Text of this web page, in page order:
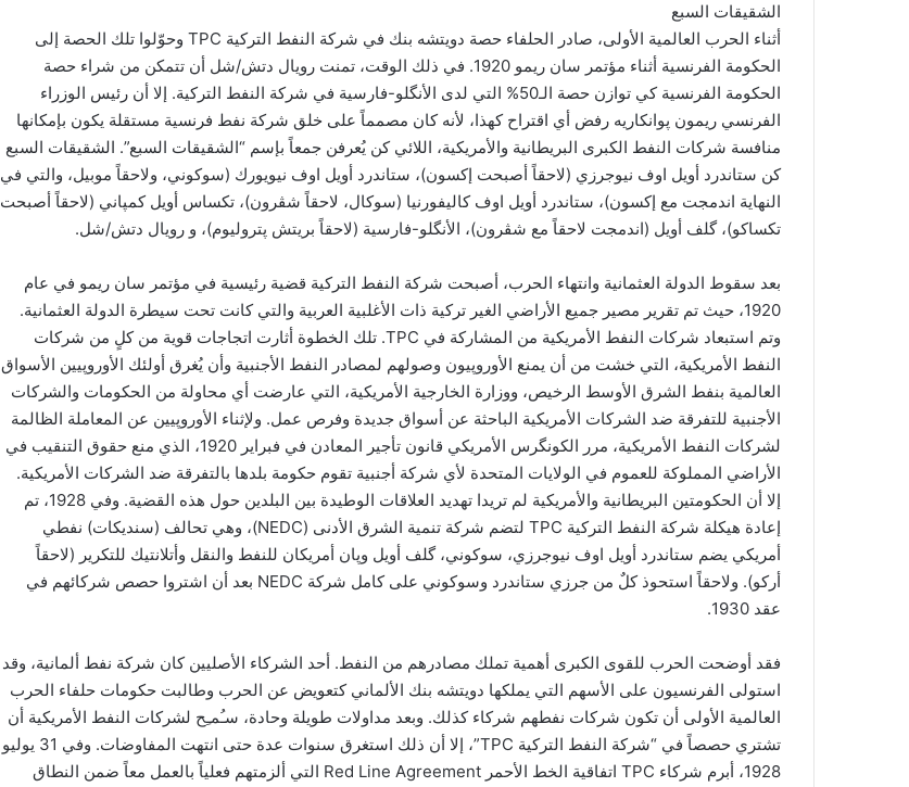
الشقيقات السبع
أثناء الحرب العالمية الأولى، صادر الحلفاء حصة دويتشه بنك في شركة النفط التركية TPC وحوّلوا تلك الحصة إلى
الحكومة الفرنسية أثناء مؤتمر سان ريمو 1920. في ذلك الوقت، تمنت رويال دتش/شل أن تتمكن من شراء حصة
الحكومة الفرنسية كي توازن حصة الـ50% التي لدى الأنگلو-فارسية في شركة النفط التركية. إلا أن رئيس الوزراء
الفرنسي ريمون پوانكاريه رفض أي اقتراح كهذا، لأنه كان مصمماً على خلق شركة نفط فرنسية مستقلة يكون بإمكانها
منافسة شركات النفط الكبرى البريطانية والأمريكية، اللائي كن يُعرفن جمعاً بإسم “الشقيقات السبع”. الشقيقات السبع
كن ستاندرد أويل اوف نيوجرزي (لاحقاً أصبحت إكسون)، ستاندرد أويل اوف نيويورك (سوكوني، ولاحقاً موبيل، والتي في
النهاية اندمجت مع إكسون)، ستاندرد أويل اوف كاليفورنيا (سوكال، لاحقاً شڤرون)، تكساس أويل كمپاني (لاحقاً أصبحت
تكساكو)، گلف أويل (اندمجت لاحقاً مع شڤرون)، الأنگلو-فارسية (لاحقاً بريتش پتروليوم)، و رويال دتش/شل.
بعد سقوط الدولة العثمانية وانتهاء الحرب، أصبحت شركة النفط التركية قضية رئيسية في مؤتمر سان ريمو في عام
1920، حيث تم تقرير مصير جميع الأراضي الغير تركية ذات الأغلبية العربية والتي كانت تحت سيطرة الدولة العثمانية.
وتم استبعاد شركات النفط الأمريكية من المشاركة في TPC. تلك الخطوة أثارت اتجاجات قوية من كلٍ من شركات
النفط الأمريكية، التي خشت من أن يمنع الأوروپيون وصولهم لمصادر النفط الأجنبية وأن يُغرق أولئك الأوروپيين الأسواق
العالمية بنفط الشرق الأوسط الرخيص، ووزارة الخارجية الأمريكية، التي عارضت أي محاولة من الحكومات والشركات
الأجنبية للتفرقة ضد الشركات الأمريكية الباحثة عن أسواق جديدة وفرص عمل. ولإثناء الأوروپيين عن المعاملة الظالمة
لشركات النفط الأمريكية، مرر الكونگرس الأمريكي قانون تأجير المعادن في فبراير 1920، الذي منع حقوق التنقيب في
الأراضي المملوكة للعموم في الولايات المتحدة لأي شركة أجنبية تقوم حكومة بلدها بالتفرقة ضد الشركات الأمريكية.
إلا أن الحكومتين البريطانية والأمريكية لم تريدا تهديد العلاقات الوطيدة بين البلدين حول هذه القضية. وفي 1928، تم
إعادة هيكلة شركة النفط التركية TPC لتضم شركة تنمية الشرق الأدنى (NEDC)، وهي تحالف (سنديكات) نفطي
أمريكي يضم ستاندرد أويل اوف نيوجرزي، سوكوني، گلف أويل وپان أمريكان للنفط والنقل وأتلانتيك للتكرير (لاحقاً
أركو). ولاحقاً استحوذ كلٌ من جرزي ستاندرد وسوكوني على كامل شركة NEDC بعد أن اشتروا حصص شركائهم في
عقد 1930.
فقد أوضحت الحرب للقوى الكبرى أهمية تملك مصادرهم من النفط. أحد الشركاء الأصليين كان شركة نفط ألمانية، وقد
استولى الفرنسيون على الأسهم التي يملكها دويتشه بنك الألماني كتعويض عن الحرب وطالبت حكومات حلفاء الحرب
العالمية الأولى أن تكون شركات نفطهم شركاء كذلك. وبعد مداولات طويلة وحادة، سـُمـِح لشركات النفط الأمريكية أن
تشتري حصصاً في “شركة النفط التركية TPC”، إلا أن ذلك استغرق سنوات عدة حتى انتهت المفاوضات. وفي 31 يوليو
1928، أبرم شركاء TPC اتفاقية الخط الأحمر Red Line Agreement التي ألزمتهم فعلياً بالعمل معاً ضمن النطاق